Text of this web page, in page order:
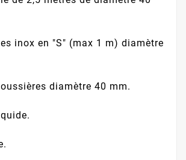
inox en "S" (max 1 m) diamètre
diamètre 40 mm.